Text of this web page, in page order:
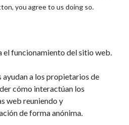
you agree to us doing so.
el funcionamiento del sitio web.
a los propietarios de
cómo interactúan los
web reuniendo y
de forma anónima.